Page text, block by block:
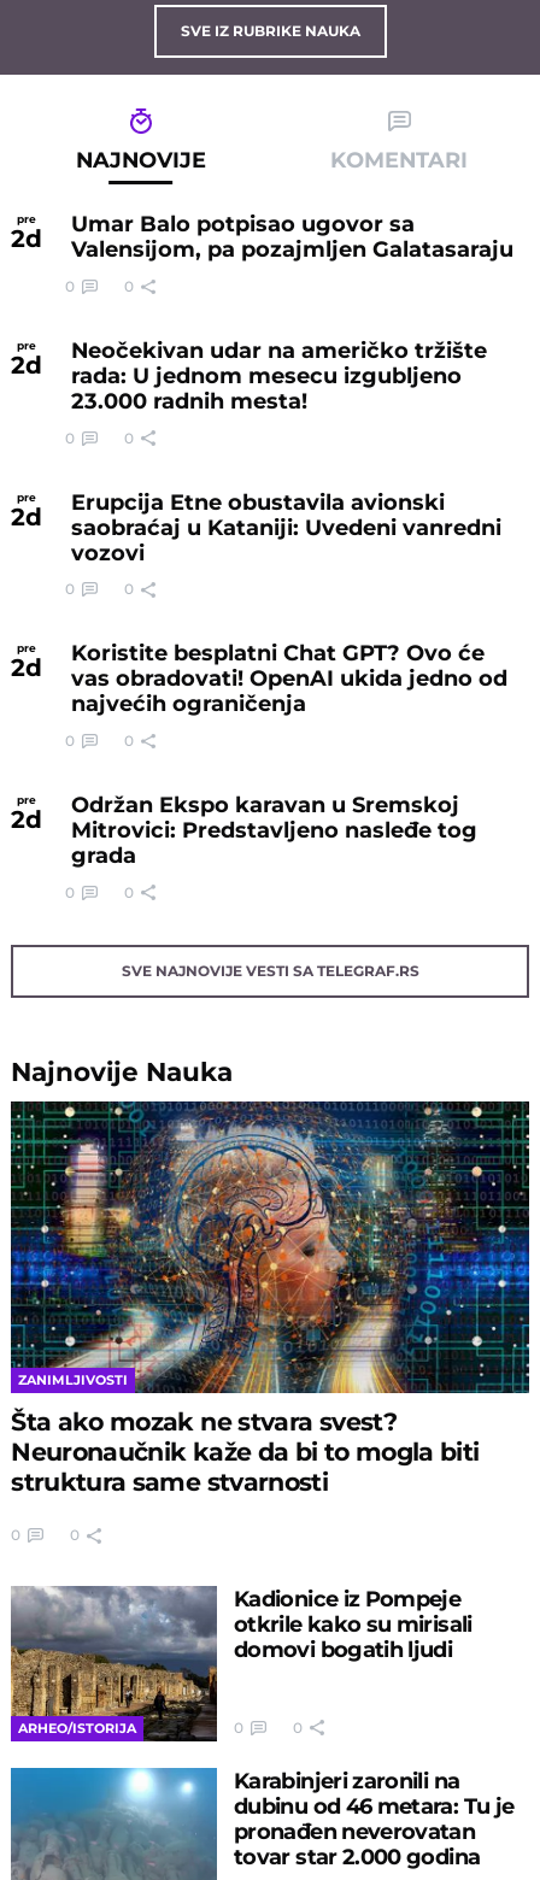
SVE IZ RUBRIKE NAUKA
NAJNOVIJE KOMENTARI
pre
2d
Umar Balo potpisao ugovor sa
Valensijom, pa pozajmljen Galatasaraju
0 0
pre
2d
Neočekivan udar na američko tržište
rada: U jednom mesecu izgubljeno
23.000 radnih mesta!
0 0
pre
2d
Erupcija Etne obustavila avionski
saobraćaj u Kataniji: Uvedeni vanredni
vozovi
0 0
pre
2d
Koristite besplatni Chat GPT? Ovo će
vas obradovati! OpenAI ukida jedno od
najvećih ograničenja
0 0
pre
2d
Održan Ekspo karavan u Sremskoj
Mitrovici: Predstavljeno nasleđe tog
grada
0 0
SVE NAJNOVIJE VESTI SA TELEGRAF.RS
Najnovije Nauka
ZANIMLJIVOSTI
Šta ako mozak ne stvara svest?
Neuronaučnik kaže da bi to mogla biti
struktura same stvarnosti
0 0
ARHEO/ISTORIJA
Kadionice iz Pompeje
otkrile kako su mirisali
domovi bogatih ljudi
0 0
Karabinjeri zaronili na
dubinu od 46 metara: Tu je
pronađen neverovatan
tovar star 2.000 godina